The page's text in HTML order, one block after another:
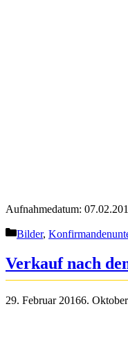
Aufnahmedatum:
Kategorien
Bilder,
Verkauf nach
29. Februar 20166.